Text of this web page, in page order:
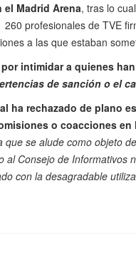
el Madrid Arena, tras lo
profesionales de TVE
a las que estaban
intimidar a quienes
de sanción o el
ha rechazado de plano
o coacciones
se alude como objeto
Consejo de Informativos
con la desagradable